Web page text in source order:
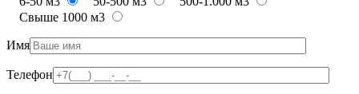
Свыше 1000 м3
Имя
Телефон